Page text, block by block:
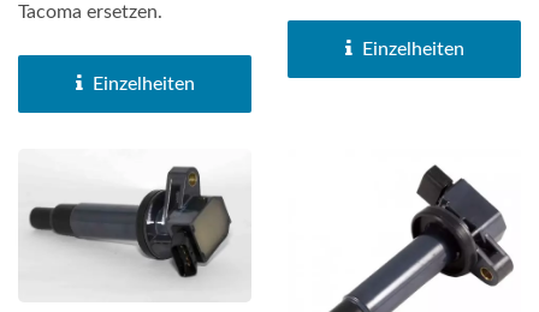
Tacoma ersetzen.
Einzelheiten
Toyota...
Einzelheiten